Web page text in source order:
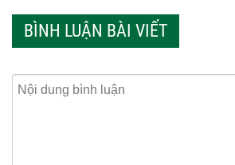
BÌNH LUẬN BÀI VIẾT